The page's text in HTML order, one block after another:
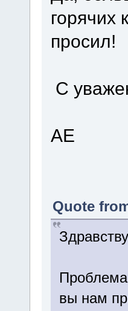
горячих
просил!
С
АЕ
Quote
вы нам